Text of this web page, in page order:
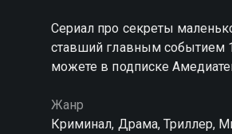
Сериал про секреты
ставший главным событием
можете в подписке
Жанр
Криминал, Драма, Триллер,